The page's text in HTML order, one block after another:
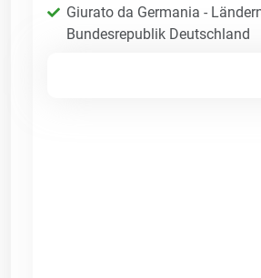
Giurato da Germania -
Bundesrepublik Deutschland